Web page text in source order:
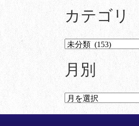
カテゴリ
月別